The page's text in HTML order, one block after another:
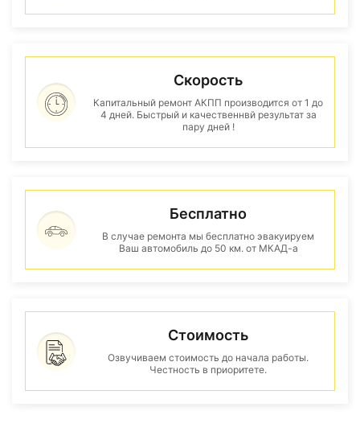
Скорость
Капитальный ремонт АКПП производится от 1 до
4 дней. Быстрый и качественнвй результат за
пару дней !
Бесплатно
В случае ремонта мы бесплатно эвакуируем
Ваш автомобиль до 50 км. от МКАД-а
Стоимость
Озвучиваем стоимость до начала работы.
Честность в приоритете.